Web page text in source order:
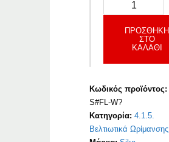
ΠΡΟΣΘΉΚΗ
ΣΤΟ
ΚΑΛΆΘΙ
Κωδικός προϊόντος:
S#FL-W?
Κατηγορία:4.1.5.
Βελτιωτικά Ωρίμανσης